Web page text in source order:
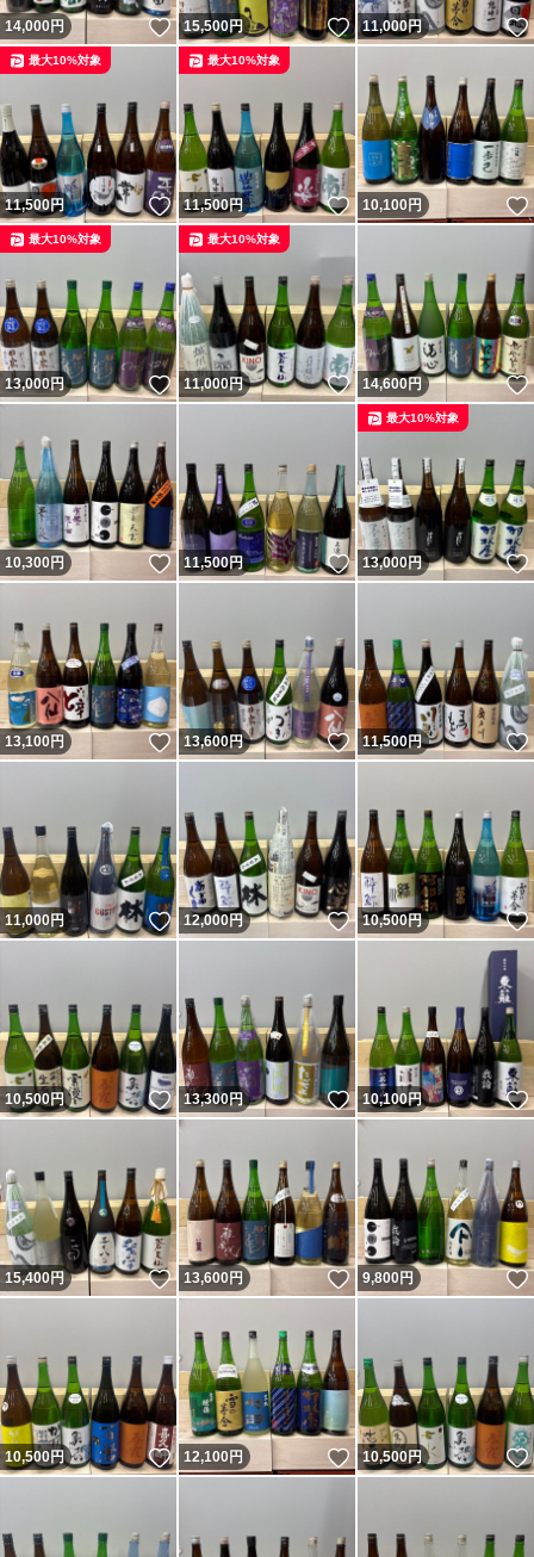
14,000円 いいね！
15,500円 いいね！
11,000円
11,500円 いいね！
最大10%対象
11,500円 いいね！
最大10%対象
10,100円
13,000円 いいね！
最大10%対象
11,000円 いいね！
最大10%対象
14,600円
10,300円 いいね！
11,500円 いいね！
13,000円
最大10%対象
13,100円 いいね！
13,600円 いいね！
11,500円
11,000円 いいね！
12,000円 いいね！
10,500円
10,500円 いいね！
13,300円 いいね！
10,100円
15,400円 いいね！
13,600円 いいね！
9,800円
10,500円 いいね！
12,100円 いいね！
10,500円